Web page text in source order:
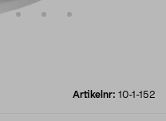
Artikelnr: 10-1-152